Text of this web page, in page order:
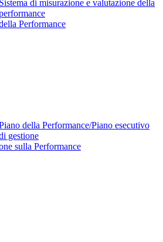
Sistema di misurazione e valutazione della
Performance
della Performance/Piano esecutivo
gestione
sulla Performance